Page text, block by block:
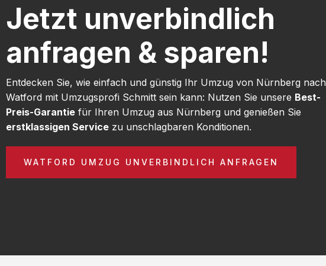
Jetzt unverbindlich
anfragen & sparen!
Entdecken Sie, wie einfach und günstig Ihr Umzug von Nürnberg nach
Watford mit Umzugsprofi Schmitt sein kann: Nutzen Sie unsere Best-
Preis-Garantie für Ihren Umzug aus Nürnberg und genießen Sie
erstklassigen Service zu unschlagbaren Konditionen.
WATFORD UMZUG UNVERBINDLICH ANFRAGEN